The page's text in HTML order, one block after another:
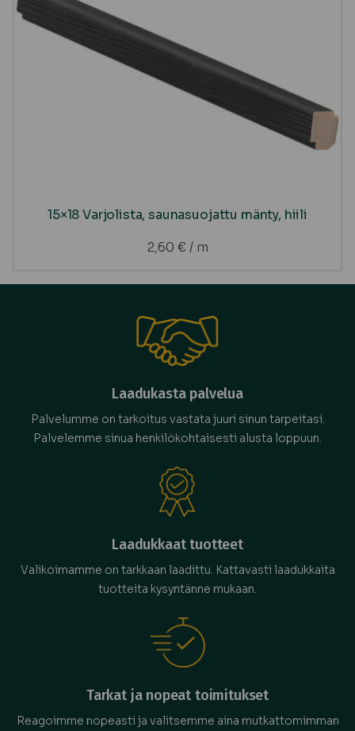
15×18 Varjolista, saunasuojattu mänty, hiili
2,60 € / m
Laadukasta palvelua
Palvelumme on tarkoitus vastata juuri sinun tarpeitasi.
Palvelemme sinua henkilökohtaisesti alusta loppuun.
Laadukkaat tuotteet
Valikoimamme on tarkkaan laadittu. Kattavasti laadukkaita
tuotteita kysyntänne mukaan.
Tarkat ja nopeat toimitukset
Reagoimme nopeasti ja valitsemme aina mutkattomimman